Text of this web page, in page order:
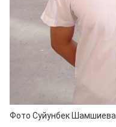
Фото Суйунбек Шамшиева